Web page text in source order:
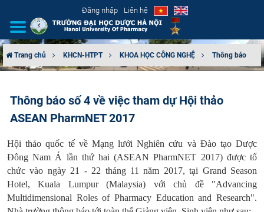
Đăng nhập Liên hệ
CƠ CẤU TỔ CHỨC
ĐÀO TẠO
ĐẢM BẢO CHẤT LƯỢNG
Trang chủ KHCN-HTPT KHOA HỌC CÔNG NGHỆ Thông báo
Thông báo số 4 về việc tham dự Hội thảo
ASEAN PharmNET 2017
Hội thảo quốc tế về Mạng lưới Nghiên cứu và Đào tạo Dược
Đông Nam Á lần thứ hai (ASEAN PharmNET 2017) được tổ
chức vào ngày 21 - 22 tháng 11 năm 2017, tại Grand Season
Hotel, Kuala Lumpur (Malaysia) với chủ đề "Advancing
Multidimensional Roles of Pharmacy Education and Research".